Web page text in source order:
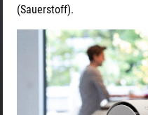
(Sauerstoff).